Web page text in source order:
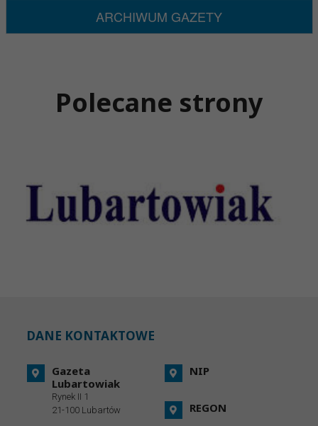
ARCHIWUM GAZETY
Polecane strony
DANE KONTAKTOWE
Gazeta
Lubartowiak
Rynek II 1
21-100 Lubartów
NIP
REGON